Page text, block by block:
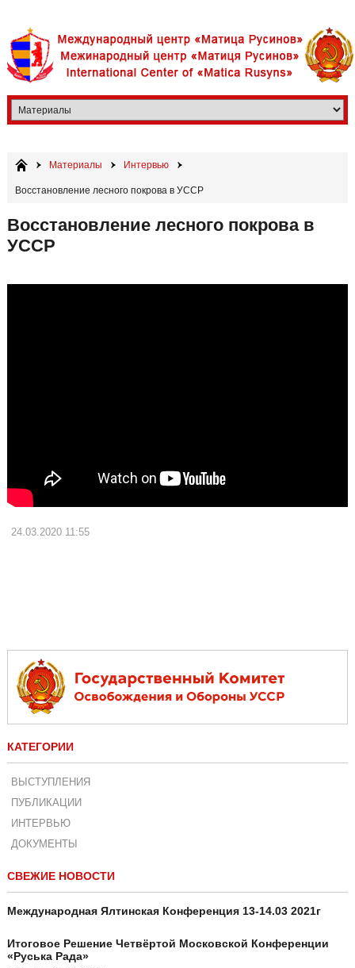
Материалы Интервью
Восстановление лесного покрова в УССР
Восстановление лесного покрова в
УССР
24.03.2020 11:55
КАТЕГОРИИ
ВЫСТУПЛЕНИЯ
ПУБЛИКАЦИИ
ИНТЕРВЬЮ
ДОКУМЕНТЫ
СВЕЖИЕ НОВОСТИ
Международная Ялтинская Конференция 13-14.03 2021г
Итоговое Решение Четвёртой Московской Конференции
«Руська Рада»